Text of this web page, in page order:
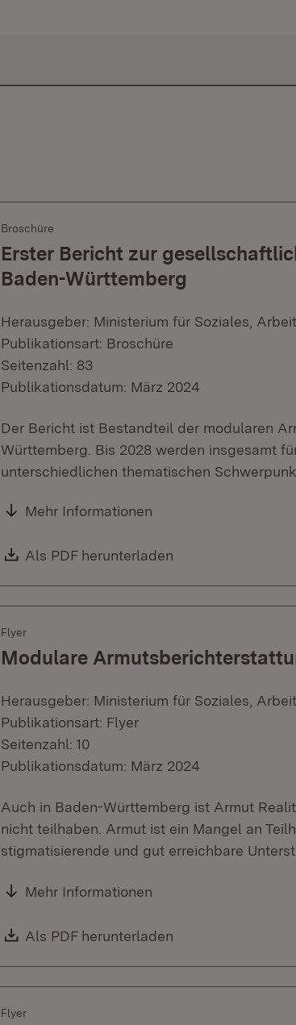
Broschüre
Erster Bericht zur
Baden-Württemberg
Herausgeber: Ministerium für Soziales,
Publikationsart: Broschüre
Seitenzahl: 83
Publikationsdatum: März 2024
Der Bericht ist Bestandteil der modularen
Württemberg. Bis 2028 werden insgesamt
unterschiedlichen thematischen
Mehr Informationen
Download:
Als PDF herunterladen
Flyer
Modulare
Herausgeber: Ministerium für Soziales,
Publikationsart: Flyer
Seitenzahl: 10
Publikationsdatum: März 2024
Auch in Baden-Württemberg ist Armut
nicht teilhaben. Armut ist ein Mangel an
stigmatisierende und gut erreichbare
Mehr Informationen
Download:
Als PDF herunterladen
Flyer